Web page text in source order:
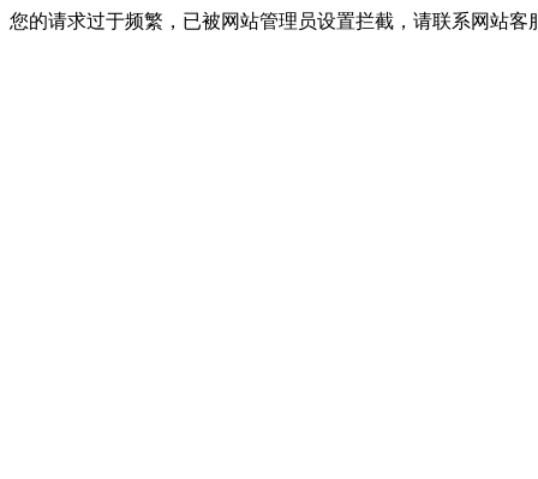
您的请求过于频繁，已被网站管理员设置拦截，请联系网站客